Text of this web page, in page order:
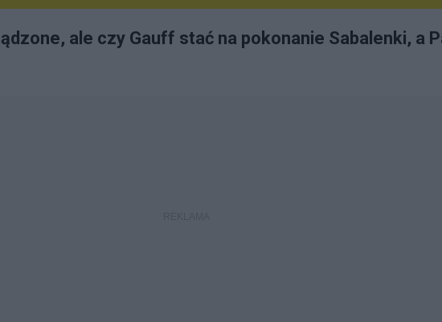
ale czy Gauff stać na pokonanie Sabalenki, a